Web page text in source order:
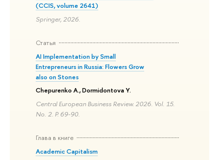
(CCIS, volume 2641)
Springer, 2026.
Статья
AI Implementation by Small
Entrepreneurs in Russia: Flowers Grow
also on Stones
Chepurenko A., Dormidontova Y.
Central European Business Review. 2026. Vol. 15.
No. 2. P. 69-90.
Глава в книге
Academic Capitalism